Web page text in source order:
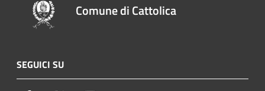
Comune di Cattolica
SEGUICI SU